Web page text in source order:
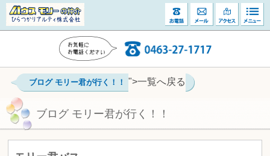
ブログ モリー君が行く！！ ">一覧へ戻る
ブログ モリー君が行く！！